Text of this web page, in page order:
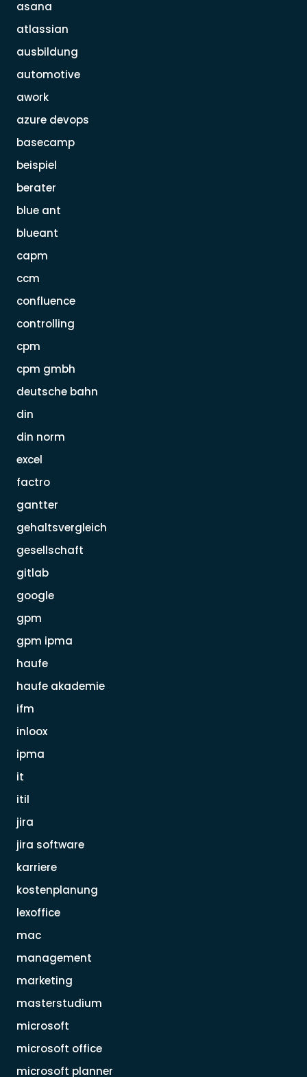
asana
atlassian
ausbildung
automotive
awork
azure devops
basecamp
beispiel
berater
blue ant
blueant
capm
ccm
confluence
controlling
cpm
cpm gmbh
deutsche bahn
din
din norm
excel
factro
gantter
gehaltsvergleich
gesellschaft
gitlab
google
gpm
gpm ipma
haufe
haufe akademie
ifm
inloox
ipma
it
itil
jira
jira software
karriere
kostenplanung
lexoffice
mac
management
marketing
masterstudium
microsoft
microsoft office
microsoft planner